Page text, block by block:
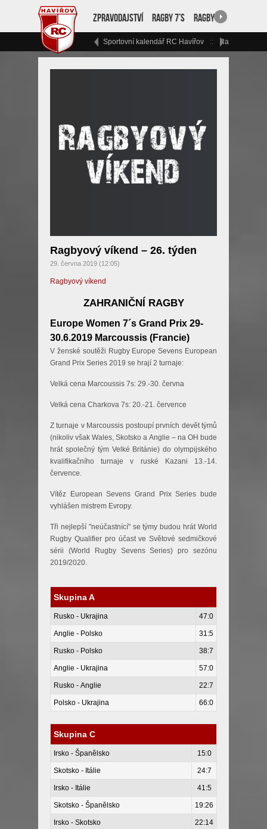
Zpravodajství Ragby 7’s Ragby 15
Sportovní kalendář RC Havířov Ragbyový
Ragbyový víkend – 26. týden
29. června 2019 (12:05)
Ragbyový víkend
ZAHRANIČNÍ RAGBY
Europe Women 7´s Grand Prix 29-
30.6.2019 Marcoussis (Francie)
V ženské soutěži Rugby Europe Sevens European
Grand Prix Series 2019 se hrají 2 turnaje:
Velká cena Marcoussis 7s: 29.-30. června
Velká cena Charkova 7s: 20.-21. července
Z turnaje v Marcoussis postoupí prvních devět týmů
(nikoliv však Wales, Skotsko a Anglie – na OH bude
hrát společný tým Velké Británie) do olympijského
kvalifikačního turnaje v ruské Kazani 13.-14.
července.
Vítěz European Sevens Grand Prix Series bude
vyhlášen mistrem Evropy.
Tři nejlepší "neúčastnící" se týmy budou hrát World
Rugby Qualifier pro účast ve Světové sedmičkové
sérii (World Rugby Sevens Series) pro sezónu
2019/2020.
Skupina A
Rusko - Ukrajina 47:0
Anglie - Polsko 31:5
Rusko - Polsko 38:7
Anglie - Ukrajina 57:0
Rusko - Anglie 22:7
Polsko - Ukrajina 66:0
Skupina C
Irsko - Španělsko 15:0
Skotsko - Itálie 24:7
Irsko - Itálie 41:5
Skotsko - Španělsko 19:26
Irsko - Skotsko 22:14